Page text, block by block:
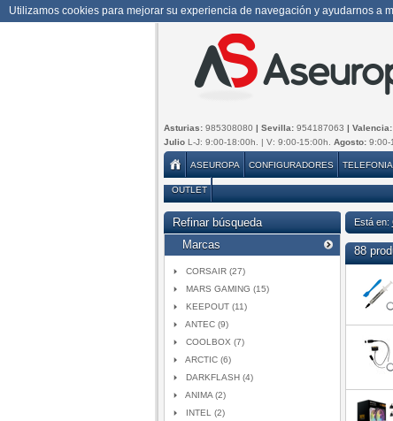
Utilizamos cookies para mejorar su experiencia de navegación y ayudarnos a
Asturias: 985308080 | Sevilla: 954187063 | Valencia:
JulioL-J: 9:00-18:00h. | V: 9:00-15:00h. Agosto:9:00-
ASEUROPA CONFIGURADORES TELEFONIA
OUTLET
Refinar búsqueda
Marcas
CORSAIR (27)
MARS GAMING (15)
KEEPOUT (11)
ANTEC (9)
COOLBOX (7)
ARCTIC (6)
DARKFLASH (4)
ANIMA (2)
INTEL (2)
Está en:
88